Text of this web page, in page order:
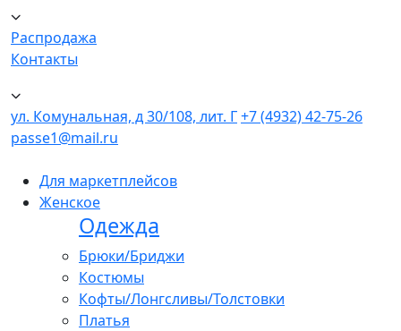
Распродажа
Контакты
ул. Комунальная, д 30/108, лит. Г+7 (4932) 42-75-26
passe1@mail.ru
Для маркетплейсов
Женское
Одежда
Брюки/Бриджи
Костюмы
Кофты/Лонгсливы/Толстовки
Платья